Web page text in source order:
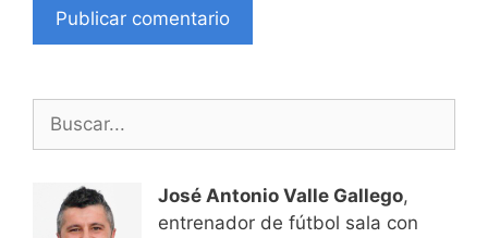
Buscar:
José Antonio Valle Gallego,
entrenador de fútbol sala con